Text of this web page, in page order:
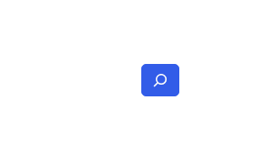
Suchen